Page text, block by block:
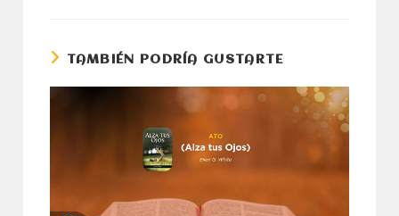
TAMBIÉN PODRÍA GUSTARTE